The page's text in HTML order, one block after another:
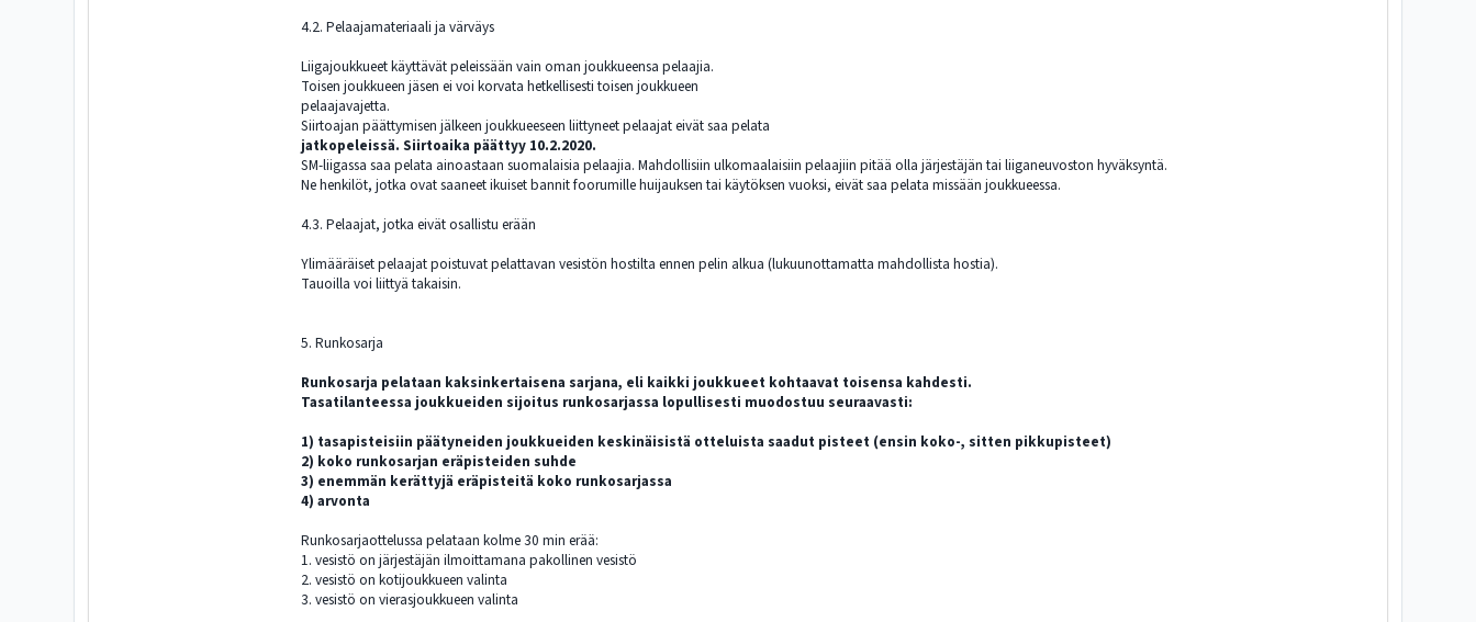
4.2. Pelaajamateriaali ja värväys
Liigajoukkueet käyttävät peleissään vain oman joukkueensa pelaajia.
Toisen joukkueen jäsen ei voi korvata hetkellisesti toisen joukkueen
pelaajavajetta.
Siirtoajan päättymisen jälkeen joukkueeseen liittyneet pelaajat eivät saa pelata
jatkopeleissä. Siirtoaika päättyy 10.2.2020.
SM-liigassa saa pelata ainoastaan suomalaisia pelaajia. Mahdollisiin ulkomaalaisiin pelaajiin pitää olla järjestäjän tai liiganeuvoston hyväksyntä.
Ne henkilöt, jotka ovat saaneet ikuiset bannit foorumille huijauksen tai käytöksen vuoksi, eivät saa pelata missään joukkueessa.
4.3. Pelaajat, jotka eivät osallistu erään
Ylimääräiset pelaajat poistuvat pelattavan vesistön hostilta ennen pelin alkua (lukuunottamatta mahdollista hostia).
Tauoilla voi liittyä takaisin.
5. Runkosarja
Runkosarja pelataan kaksinkertaisena sarjana, eli kaikki joukkueet kohtaavat toisensa kahdesti.
Tasatilanteessa joukkueiden sijoitus runkosarjassa lopullisesti muodostuu seuraavasti:
1) tasapisteisiin päätyneiden joukkueiden keskinäisistä otteluista saadut pisteet (ensin koko-, sitten pikkupisteet)
2) koko runkosarjan eräpisteiden suhde
3) enemmän kerättyjä eräpisteitä koko runkosarjassa
4) arvonta
Runkosarjaottelussa pelataan kolme 30 min erää:
1. vesistö on järjestäjän ilmoittamana pakollinen vesistö
2. vesistö on kotijoukkueen valinta
3. vesistö on vierasjoukkueen valinta